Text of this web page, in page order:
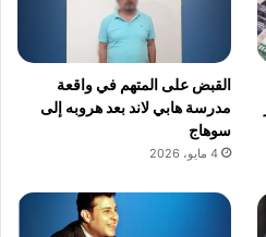
القبض على المتهم في واقعة
مدرسة هابي لاند بعد هروبه إلى
سوهاج
4 مايو، 2026